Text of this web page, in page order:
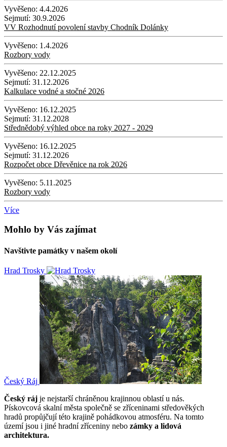
Vyvěšeno: 4.4.2026
Sejmutí: 30.9.2026
VV Rozhodnutí povolení stavby Chodník Dolánky
Vyvěšeno: 1.4.2026
Rozbory vody
Vyvěšeno: 22.12.2025
Sejmutí: 31.12.2026
Kalkulace vodné a stočné 2026
Vyvěšeno: 16.12.2025
Sejmutí: 31.12.2028
Střednědobý výhled obce na roky 2027 - 2029
Vyvěšeno: 16.12.2025
Sejmutí: 31.12.2026
Rozpočet obce Dřevěnice na rok 2026
Vyvěšeno: 5.11.2025
Rozbory vody
Více
Mohlo by Vás zajímat
Navštivte památky v našem okolí
Hrad Trosky
Český Ráj
Český ráj je nejstarší chráněnou krajinnou oblastí u nás.
Pískovcová skalní města společně se zříceninami středověkých
hradů propůjčují této krajině pohádkovou atmosféru. Na tomto
území jsou i jiné hradní zříceniny nebo zámky a lidová
architektura.